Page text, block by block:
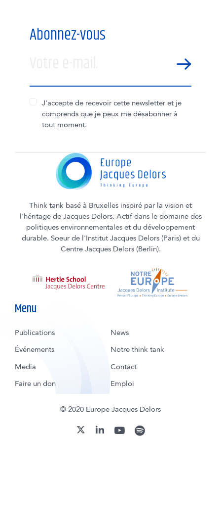
Abonnez-vous
SEND
J'accepte de recevoir cette newsletter et je
comprends que je peux me désabonner à
tout moment.
Think tank basé à Bruxelles inspiré par la vision et
l'héritage de Jacques Delors. Actif dans le domaine des
politiques environnementales et du développement
durable. Soeur de l'Institut Jacques Delors (Paris) et du
Centre Jacques Delors (Berlin).
Menu
Publications
News
Événements
Notre think tank
Media
Contact
Faire un don
Emploi
© 2020 Europe Jacques Delors
twitterlinkedinyoutubespotify